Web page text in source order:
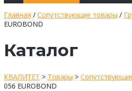
Главная / Сопутствующие товары /
EUROBOND
Каталог
КВАЛИТЕТ > Товары >
056 EUROBOND